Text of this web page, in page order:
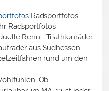
Radsportfotos,
Radsportfotos
Renn-, Triathlonräder
aus Südhessen
rund um den
Ob